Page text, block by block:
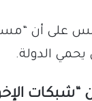
على أن
الدولة.
“شبكات